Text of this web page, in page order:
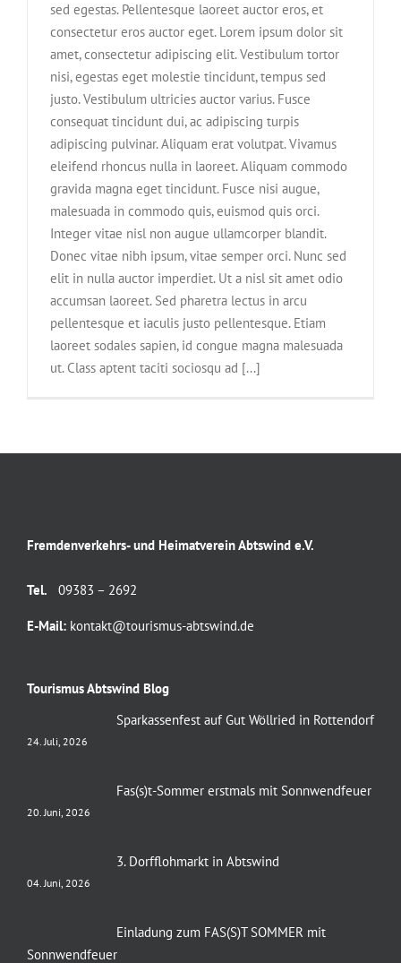
sed egestas. Pellentesque laoreet auctor eros, et
consectetur eros auctor eget. Lorem ipsum dolor sit
amet, consectetur adipiscing elit. Vestibulum tortor
nisi, egestas eget molestie tincidunt, tempus sed
justo. Vestibulum ultricies auctor varius. Fusce
consequat tincidunt dui, ac adipiscing turpis
adipiscing pulvinar. Aliquam erat volutpat. Vivamus
eleifend rhoncus nulla in laoreet. Aliquam commodo
gravida magna eget tincidunt. Fusce nisi augue,
malesuada in commodo quis, euismod quis orci.
Integer vitae nisl non augue ullamcorper blandit.
Donec vitae nibh ipsum, vitae semper orci. Nunc sed
elit in nulla auctor imperdiet. Ut a nisl sit amet odio
accumsan laoreet. Sed pharetra lectus in arcu
pellentesque et iaculis justo pellentesque. Etiam
laoreet sodales sapien, id congue magna malesuada
ut. Class aptent taciti sociosqu ad [...]
Fremdenverkehrs- und Heimatverein Abtswind e.V.
Tel. 09383 – 2692
E-Mail: kontakt@tourismus-abtswind.de
Tourismus Abtswind Blog
Sparkassenfest auf Gut Wöllried in Rottendorf
24. Juli, 2026
Fas(s)t-Sommer erstmals mit Sonnwendfeuer
20. Juni, 2026
3. Dorfflohmarkt in Abtswind
04. Juni, 2026
Einladung zum FAS(S)T SOMMER mit
Sonnwendfeuer